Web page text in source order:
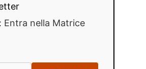
Entra nella Matrice